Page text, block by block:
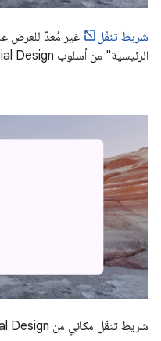
شريط تنقّل
غير مُعدّ للعرض
الرئيسية" من أسلوب Material Design
شريط تنقّل مكاني من Material Design في مساحة ملء الشاشة